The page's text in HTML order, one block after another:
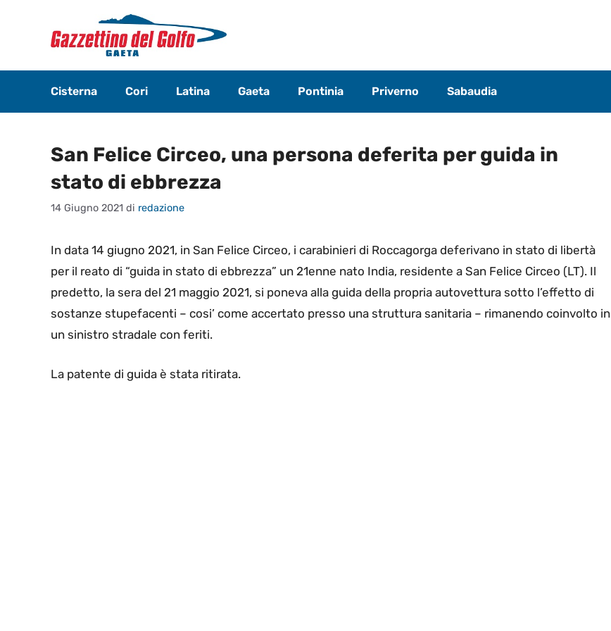
contenuto
Cisterna Cori Latina Gaeta Pontinia Priverno Sabaudia
San Felice Circeo, una persona deferita per guida in
stato di ebbrezza
14 Giugno 2021 di redazione
In data 14 giugno 2021, in San Felice Circeo, i carabinieri di Roccagorga deferivano in stato di libertà
per il reato di “guida in stato di ebbrezza” un 21enne nato India, residente a San Felice Circeo (LT). Il
predetto, la sera del 21 maggio 2021, si poneva alla guida della propria autovettura sotto l’effetto di
sostanze stupefacenti – cosi’ come accertato presso una struttura sanitaria – rimanendo coinvolto in
un sinistro stradale con feriti.
La patente di guida è stata ritirata.